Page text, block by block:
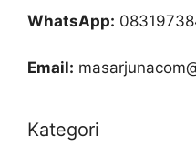
WhatsApp:
Email:
Kategori